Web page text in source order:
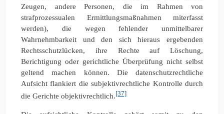
Zeugen, andere Personen, die im Rahmen von
strafprozessualen Ermittlungsmaßnahmen miterfasst
werden), die wegen fehlender unmittelbarer
Wahrnehmbarkeit und den sich hieraus ergebenden
Rechtsschutzlücken, ihre Rechte auf Löschung,
Berichtigung oder gerichtliche Überprüfung nicht selbst
geltend machen können. Die datenschutzrechtliche
Aufsicht flankiert die subjektivrechtliche Kontrolle durch
die Gerichte objektivrechtlich.[37]